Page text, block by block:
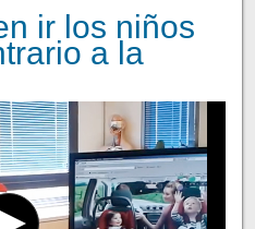
ir los niños
a la